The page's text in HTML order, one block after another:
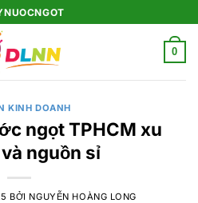
0
KINH DOANH
ngọt TPHCM xu
nguồn sỉ
BỞI NGUYỄN HOÀNG LONG